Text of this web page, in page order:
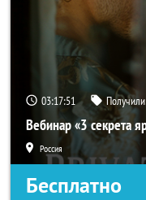
03:17:51
Вебинар «3 секрета
Россия
Бесплатно